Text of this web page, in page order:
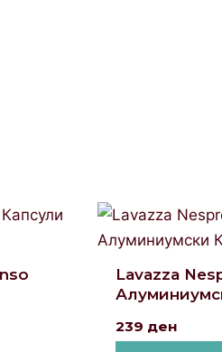
Lavazza
239 ден